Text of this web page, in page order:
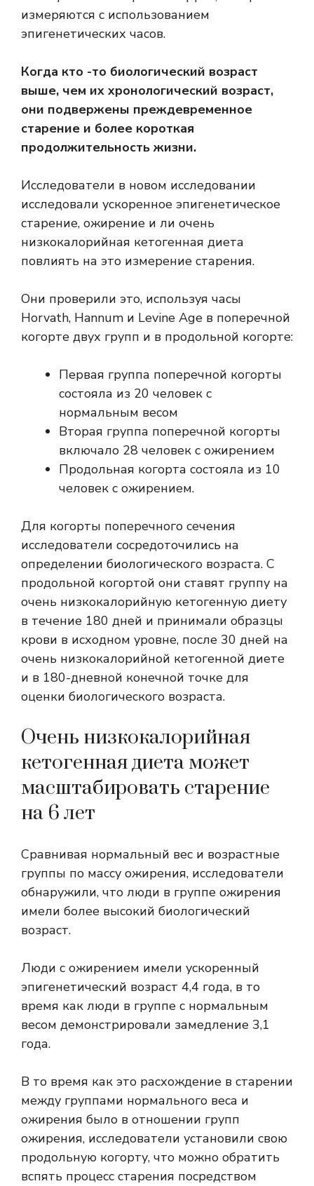
измеряются с использованием
эпигенетических часов.
Когда кто -то биологический возраст
выше, чем их хронологический возраст,
они подвержены преждевременное
старение и более короткая
продолжительность жизни.
Исследователи в новом исследовании
исследовали ускоренное эпигенетическое
старение, ожирение и ли очень
низкокалорийная кетогенная диета
повлиять на это измерение старения.
Они проверили это, используя часы
Horvath, Hannum и Levine Age в поперечной
когорте двух групп и в продольной когорте:
Первая группа поперечной когорты
состояла из 20 человек с
нормальным весом
Вторая группа поперечной когорты
включало 28 человек с ожирением
Продольная когорта состояла из 10
человек с ожирением.
Для когорты поперечного сечения
исследователи сосредоточились на
определении биологического возраста. С
продольной когортой они ставят группу на
очень низкокалорийную кетогенную диету
в течение 180 дней и принимали образцы
крови в исходном уровне, после 30 дней на
очень низкокалорийной кетогенной диете
и в 180-дневной конечной точке для
оценки биологического возраста.
Очень низкокалорийная
кетогенная диета может
масштабировать старение
на 6 лет
Сравнивая нормальный вес и возрастные
группы по массу ожирения, исследователи
обнаружили, что люди в группе ожирения
имели более высокий биологический
возраст.
Люди с ожирением имели ускоренный
эпигенетический возраст 4,4 года, в то
время как люди в группе с нормальным
весом демонстрировали замедление 3,1
года.
В то время как это расхождение в старении
между группами нормального веса и
ожирения было в отношении групп
ожирения, исследователи установили свою
продольную когорту, что можно обратить
вспять процесс старения посредством